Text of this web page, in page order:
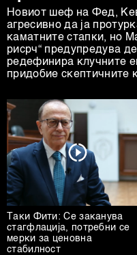
Новиот шеф на Фeд,
агресивно да ја
каматните стапки, но
рисрч“ предупредува
редефинира клучните
придобие скептичните
Таки Фити: Се заканува
стагфлација, потребни се
мерки за ценовна
стабилност